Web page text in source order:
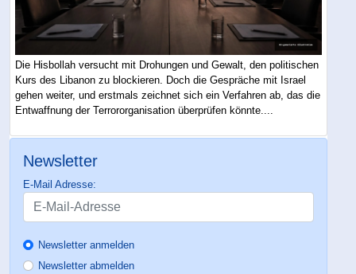
Die Hisbollah versucht mit Drohungen und Gewalt, den politischen
Kurs des Libanon zu blockieren. Doch die Gespräche mit Israel
gehen weiter, und erstmals zeichnet sich ein Verfahren ab, das die
Entwaffnung der Terrororganisation überprüfen könnte....
Newsletter
E-Mail Adresse:
Newsletter anmelden
Newsletter abmelden